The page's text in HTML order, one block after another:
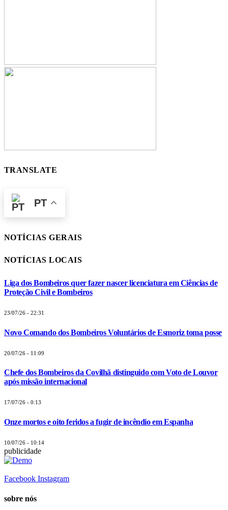
TRANSLATE
PT
NOTÍCIAS GERAIS
NOTÍCIAS LOCAIS
Liga dos Bombeiros quer fazer nascer licenciatura em Ciências de
Proteção Civil e Bombeiros
23/07/26 - 22:31
Novo Comando dos Bombeiros Voluntários de Esmoriz toma posse
20/07/26 - 11:09
Chefe dos Bombeiros da Covilhã distinguido com Voto de Louvor
após missão internacional
17/07/26 - 0:13
Onze mortos e oito feridos a fugir de incêndio em Espanha
10/07/26 - 10:14
publicidade
Facebook Instagram
sobre nós